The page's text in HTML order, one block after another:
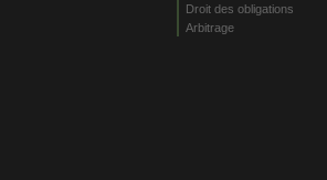
Droit des obligations
Arbitrage